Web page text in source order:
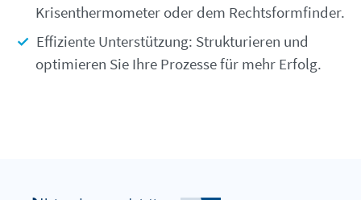
Krisenthermometer oder dem Rechtsformfinder.
Effiziente Unterstützung: Strukturieren und
optimieren Sie Ihre Prozesse für mehr Erfolg.